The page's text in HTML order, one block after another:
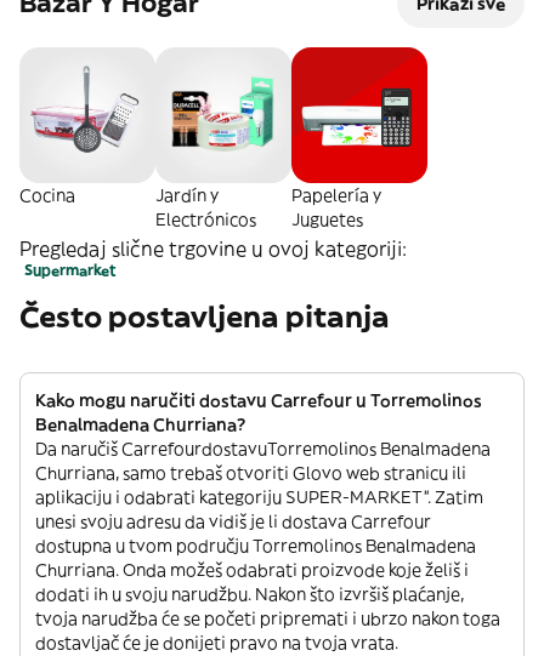
Cocina
Jardín y
Electrónicos
Papelería y
Juguetes
Pregledaj slične trgovine u ovoj kategoriji:
Supermarket
Često postavljena pitanja
Kako mogu naručiti dostavu Carrefour u Torremolinos
Benalmadena Churriana?
Da naručiš CarrefourdostavuTorremolinos Benalmadena
Churriana, samo trebaš otvoriti Glovo web stranicu ili
aplikaciju i odabrati kategoriju SUPER-MARKET”. Zatim
unesi svoju adresu da vidiš je li dostava Carrefour
dostupna u tvom području Torremolinos Benalmadena
Churriana. Onda možeš odabrati proizvode koje želiš i
dodati ih u svoju narudžbu. Nakon što izvršiš plaćanje,
tvoja narudžba će se početi pripremati i ubrzo nakon toga
dostavljač će je donijeti pravo na tvoja vrata.